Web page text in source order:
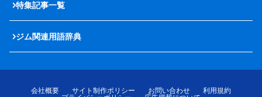
特集記事一覧
ジム関連用語辞典
会社概要 サイト制作ポリシー お問い合わせ
利用規約